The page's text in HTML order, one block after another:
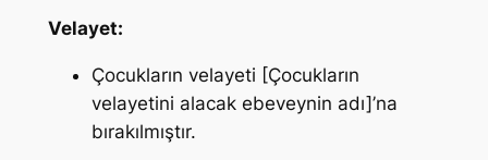
Velayet:
Çocukların velayeti [Çocukların
velayetini alacak ebeveynin adı]’na
bırakılmıştır.